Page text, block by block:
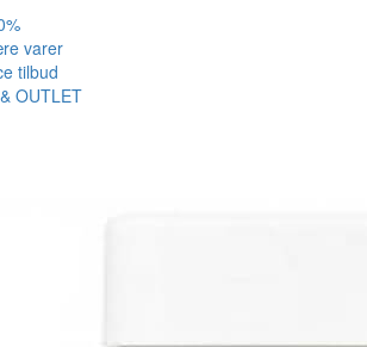
varer
tilbud
OUTLET
nu i kurven ✔
dig disse